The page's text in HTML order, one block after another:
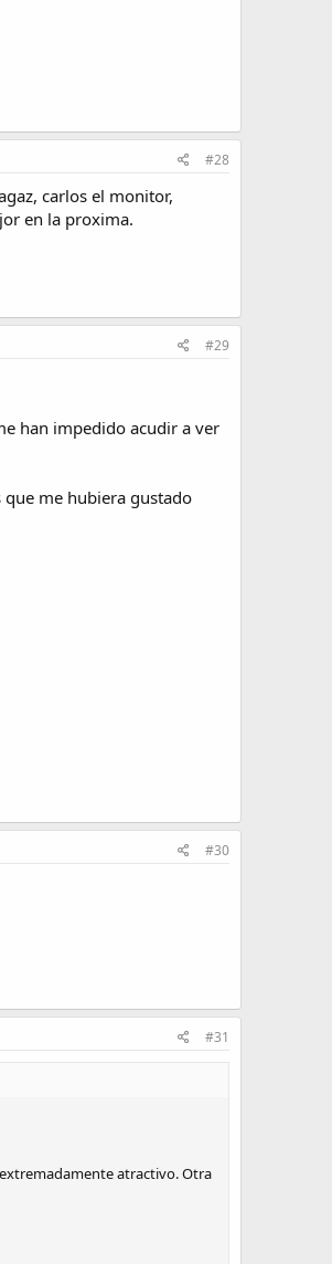
#28
carlos el monitor,
en la proxima.
#29
han impedido acudir a ver
que me hubiera gustado
#30
#31
atractivo. Otra